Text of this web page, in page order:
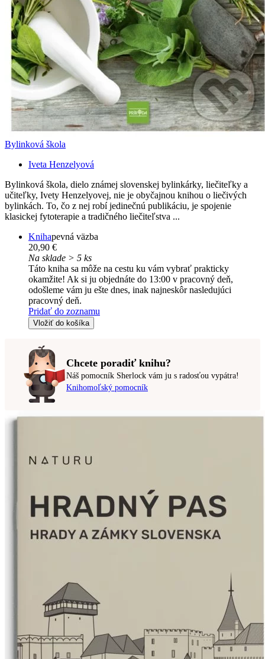
Bylinková škola
Iveta Henzelyová
Bylinková škola, dielo známej slovenskej bylinkárky, liečiteľky a
učiteľky, Ivety Henzelyovej, nie je obyčajnou knihou o liečivých
bylinkách. To, čo z nej robí jedinečnú publikáciu, je spojenie
klasickej fytoterapie a tradičného liečiteľstva ...
Knihapevná väzba
20,90 €
Na sklade > 5 ks
Táto kniha sa môže na cestu ku vám vybrať prakticky
okamžite! Ak si ju objednáte do 13:00 v pracovný deň,
odošleme vám ju ešte dnes, inak najneskôr nasledujúci
pracovný deň.
Pridať do zoznamu
Vložiť do košíka
Chcete poradiť knihu?
Náš pomocník Sherlock vám ju s radosťou vypátra!
Knihomoľský pomocník